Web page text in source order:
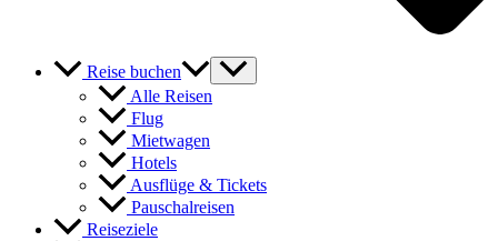
Reise buchen
Alle Reisen
Flug
Mietwagen
Hotels
Ausflüge & Tickets
Pauschalreisen
Reiseziele